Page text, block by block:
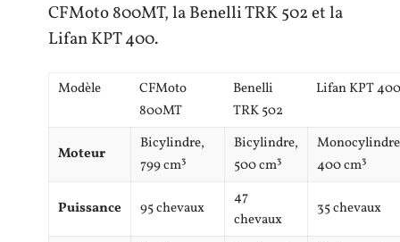
CFMoto 800MT, la Benelli TRK 502 et la
Lifan KPT 400.
Modèle
CFMoto
800MT
Benelli
TRK 502
Lifan KPT 400
Moteur
Bicylindre,
799 cm³
Bicylindre,
500 cm³
400 cm³
Puissance 95 chevaux
47
chevaux
35 chevaux